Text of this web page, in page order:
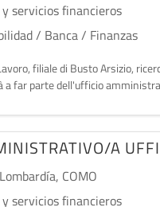
y servicios financieros
/ Banca / Finanzas
filiale di Busto Arsizio,
a far parte dell'ufficio
A
Lombardía, COMO
y servicios financieros